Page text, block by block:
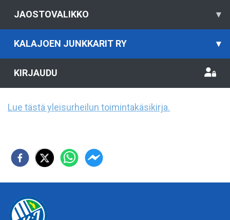
JAOSTOVALIKKO ▾
KALAJOEN JUNKKARIT RY ▾
KIRJAUDU
Lue tästä yleisurheilun toimintakäsikirja.